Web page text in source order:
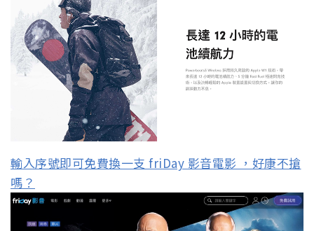
輸入序號即可免費換一支 friDay 影音電影 ，好康不搶
嗎？